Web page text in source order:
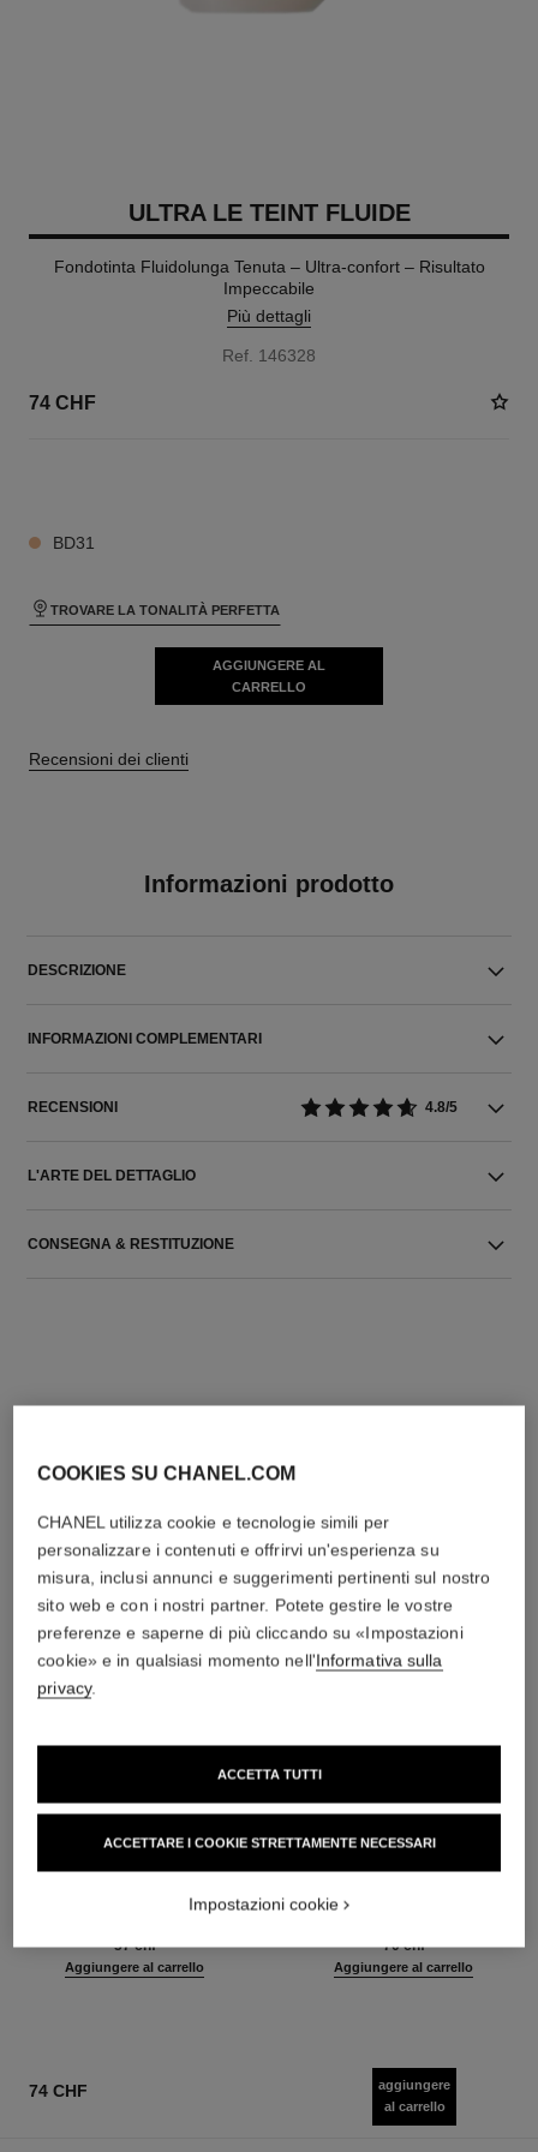
ULTRA LE TEINT FLUIDE
Fondotinta Fluidolunga Tenuta – Ultra-confort – Risultato
Impeccabile
Più dettagli
Ref. 146328
74 CHF
BD31
TROVARE LA TONALITÀ PERFETTA
AGGIUNGERE AL
CARRELLO
Recensioni dei clienti
Informazioni prodotto
DESCRIZIONE
INFORMAZIONI COMPLEMENTARI
RECENSIONI 4.8/5
L'ARTE DEL DETTAGLIO
CONSEGNA & RESTITUZIONE
L'ACCORDO PERFETTO
57 chf
Aggiungere al carrello
Ref. 168242
70 chf
Aggiungere al carrello
74 CHF
aggiungere
al carrello
COOKIES SU CHANEL.COM
CHANEL utilizza cookie e tecnologie simili per
personalizzare i contenuti e offrirvi un'esperienza su
misura, inclusi annunci e suggerimenti pertinenti sul nostro
sito web e con i nostri partner. Potete gestire le vostre
preferenze e saperne di più cliccando su «Impostazioni
cookie» e in qualsiasi momento nell'Informativa sulla
privacy.
ACCETTARE I COOKIE STRETTAMENTE NECESSARI
ACCETTA TUTTI
Impostazioni cookie